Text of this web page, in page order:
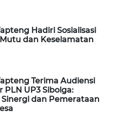
Hadiri Sosialisasi
dan Keselamatan
Terima Audiensi
PLN UP3 Sibolga:
dan Pemerataan